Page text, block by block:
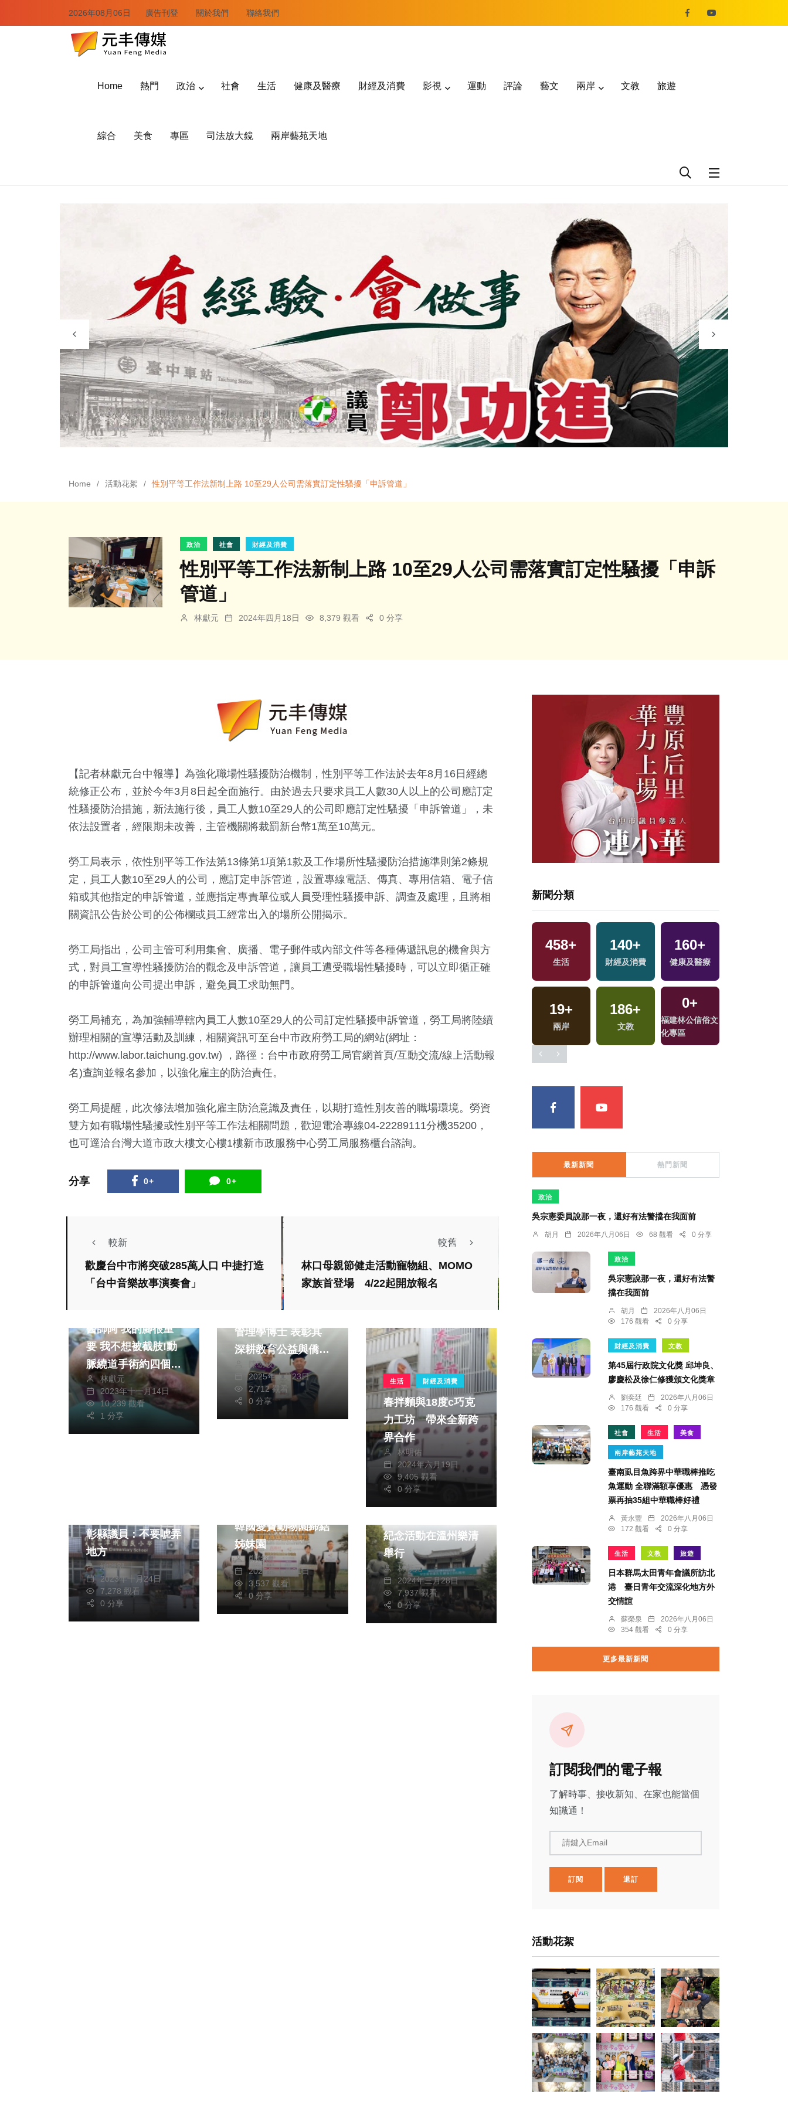
2026年08月06日 廣告刊登 關於我們 聯絡我們
Home 熱門 政治 社會 生活 健康及醫療 財經及消費 影視 運動 評論 藝文 兩岸 文教 旅遊
綜合 美食 專區 司法放大鏡 兩岸藝苑天地
Home 活動花絮 性別平等工作法新制上路 10至29人公司需落實訂定性騷擾「申訴管道」
政治 社會 財經及消費
性別平等工作法新制上路 10至29人公司需落實訂定性騷擾「申訴
管道」
林獻元 2024年四月18日 8,379 觀看 0 分享
【記者林獻元台中報導】為強化職場性騷擾防治機制，性別平等工作法於去年8月16日經總
統修正公布，並於今年3月8日起全面施行。由於過去只要求員工人數30人以上的公司應訂定
性騷擾防治措施，新法施行後，員工人數10至29人的公司即應訂定性騷擾「申訴管道」，未
依法設置者，經限期未改善，主管機關將裁罰新台幣1萬至10萬元。
勞工局表示，依性別平等工作法第13條第1項第1款及工作場所性騷擾防治措施準則第2條規
定，員工人數10至29人的公司，應訂定申訴管道，設置專線電話、傳真、專用信箱、電子信
箱或其他指定的申訴管道，並應指定專責單位或人員受理性騷擾申訴、調查及處理，且將相
關資訊公告於公司的公佈欄或員工經常出入的場所公開揭示。
勞工局指出，公司主管可利用集會、廣播、電子郵件或內部文件等各種傳遞訊息的機會與方
式，對員工宣導性騷擾防治的觀念及申訴管道，讓員工遭受職場性騷擾時，可以立即循正確
的申訴管道向公司提出申訴，避免員工求助無門。
勞工局補充，為加強輔導轄內員工人數10至29人的公司訂定性騷擾申訴管道，勞工局將陸續
辦理相關的宣導活動及訓練，相關資訊可至台中市政府勞工局的網站(網址：
http://www.labor.taichung.gov.tw) ，路徑：台中市政府勞工局官網首頁/互動交流/線上活動報
名)查詢並報名參加，以強化雇主的防治責任。
勞工局提醒，此次修法增加強化雇主防治意識及責任，以期打造性別友善的職場環境。勞資
雙方如有職場性騷擾或性別平等工作法相關問題，歡迎電洽專線04-22289111分機35200，
也可逕洽台灣大道市政大樓文心樓1樓新市政服務中心勞工局服務櫃台諮詢。
分享 0+ 0+
較新
歡慶台中市將突破285萬人口 中捷打造
「台中音樂故事演奏會」
較舊
林口母親節健走活動寵物組、MOMO
家族首登場 4/22起開放報名
醫師阿 我的腳很重
要 我不想被截肢!動
脈繞道手術約四個月
讓傷口完全癒合
林獻元
2023年十一月14日
10,239 觀看
1 分享
暨大頒授李謀誠名譽
管理學博士 表彰其
深耕教育公益與僑教
之卓越貢獻
陳朝枝
2025年十月23日
2,712 觀看
0 分享
生活 財經及消費
春拌麵與18度c巧克
力工坊 帶來全新跨
界合作
林明佑
2024年六月19日
9,405 觀看
0 分享
彰縣議員：不要唬弄
地方
編輯部
2023年十月24日
7,278 觀看
0 分享
韓國愛寶動物園締結
姊妹園
鄭銘德
2025年十月01日
3,537 觀看
0 分享
紀念活動在溫州樂清
舉行
林獻元
2024年三月28日
7,937 觀看
0 分享
新聞分類
+
影視
2 +
綜藝
運動 演唱會
0+
兩岸藝苑天地
114+
旅遊
71+
藝文
20+
美食 司法放大鏡
熱門
兩岸道教文化交
2024總統大選
458+
生活
140+
財經及消費
160+
健康及醫療
19+
兩岸
186+
文教
0+
福建林公信俗文
化專區
最新新聞 熱門新聞
政治
吳宗憲委員說那一夜，還好有法警擋在我面前
胡月 2026年八月06日 68 觀看 0 分享
政治
吳宗憲說那一夜，還好有法警
擋在我面前
胡月
2026年八月06日
176 觀看
0 分享
財經及消費 文教
第45屆行政院文化獎 邱坤良、
廖慶松及徐仁修獲頒文化獎章
劉奕廷
2026年八月06日
176 觀看
0 分享
社會 生活 美食
兩岸藝苑天地
臺南虱目魚跨界中華職棒推吃
魚運動 全聯滿額享優惠 憑發
票再抽35組中華職棒好禮
黃永豐
2026年八月06日
172 觀看
0 分享
生活 文教 旅遊
日本群馬太田青年會議所訪北
港 臺日青年交流深化地方外
交情誼
蘇榮泉
2026年八月06日
354 觀看
0 分享
更多最新新聞
訂閱我們的電子報
了解時事、接收新知、在家也能當個
知識通！
請鍵入Email
訂閱 退訂
活動花絮